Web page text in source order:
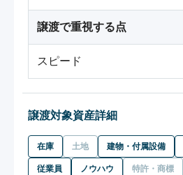
譲渡で重視する点
スピード
譲渡対象資産詳細
在庫 土地 建物・付属設備
従業員 ノウハウ 特許・商標